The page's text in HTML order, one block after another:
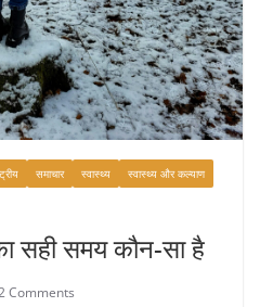
समाचार स्वास्थ्य
स्वास्थ्य और कल्याण
सही समय कौन-सा है
Comments